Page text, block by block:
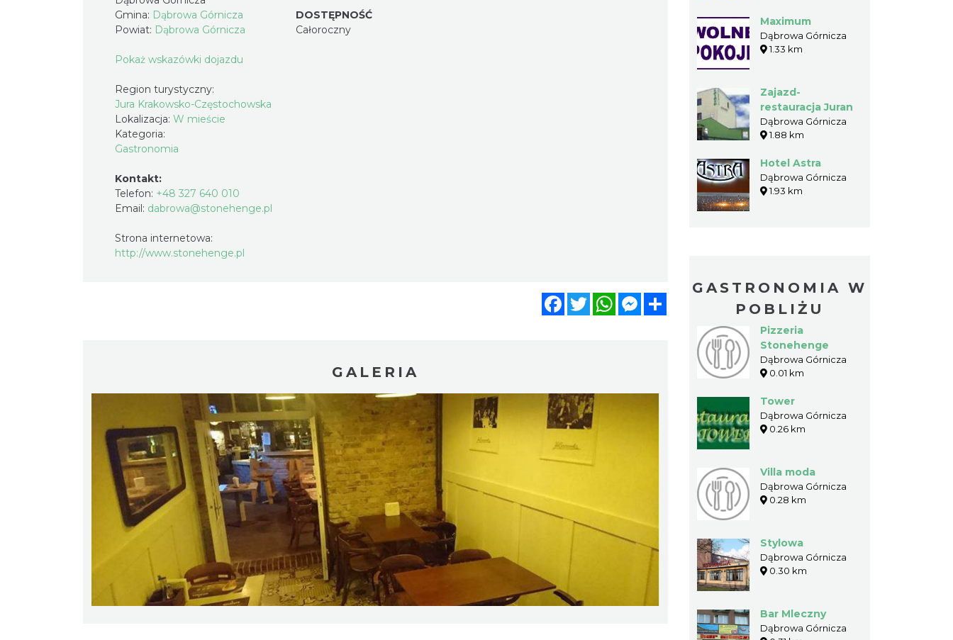
Gmina: Dąbrowa Górnicza
Powiat: Dąbrowa Górnicza
Pokaż wskazówki dojazdu
Region turystyczny:
Jura Krakowsko-Częstochowska
Lokalizacja: W mieście
Kategoria:
Gastronomia
Kontakt:
Telefon: +48 327 640 010
Email: dabrowa@stonehenge.pl
Strona internetowa:
http://www.stonehenge.pl
DOSTĘPNOŚĆ
Całoroczny
FacebookTwitterWhatsAppMessenger
GALERIA
Maximum
Dąbrowa Górnicza
1.33 km
Zajazd-
restauracja Juran
Dąbrowa Górnicza
1.88 km
Hotel Astra
Dąbrowa Górnicza
1.93 km
GASTRONOMIA W
POBLIŻU
Pizzeria
Stonehenge
Dąbrowa Górnicza
0.01 km
Tower
Dąbrowa Górnicza
0.26 km
Villa moda
Dąbrowa Górnicza
0.28 km
Stylowa
Dąbrowa Górnicza
0.30 km
Bar Mleczny
Dąbrowa Górnicza